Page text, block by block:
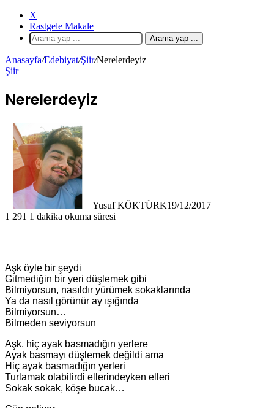
X
Rastgele Makale
Arama yap ...
Anasayfa/Edebiyat/Şiir/Nerelerdeyiz
Şiir
Nerelerdeyiz
Yusuf KÖKTÜRK19/12/2017
1 291 1 dakika okuma süresi
Aşk öyle bir şeydi
Gitmediğin bir yeri düşlemek gibi
Bilmiyorsun, nasıldır yürümek sokaklarında
Ya da nasıl görünür ay ışığında
Bilmiyorsun…
Bilmeden seviyorsun
Aşk, hiç ayak basmadığın yerlere
Ayak basmayı düşlemek değildi ama
Hiç ayak basmadığın yerleri
Turlamak olabilirdi ellerindeyken elleri
Sokak sokak, köşe bucak…